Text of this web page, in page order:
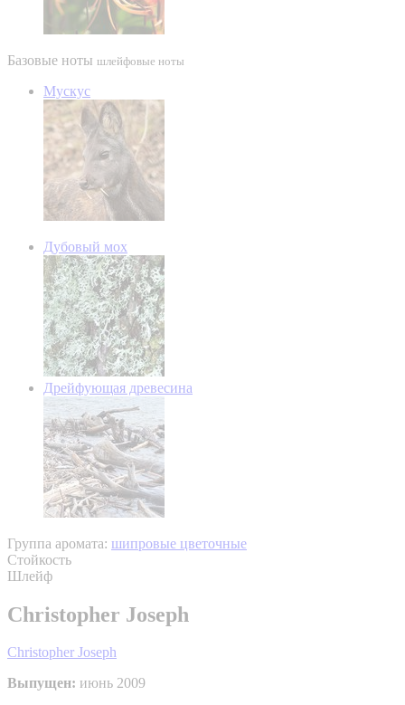
Базовые ноты шлейфовые ноты
Мускус
Дубовый мох
Дрейфующая древесина
Группа аромата: шипровые цветочные
Стойкость
Шлейф
Christopher Joseph
Christopher Joseph
Выпущен: июнь 2009